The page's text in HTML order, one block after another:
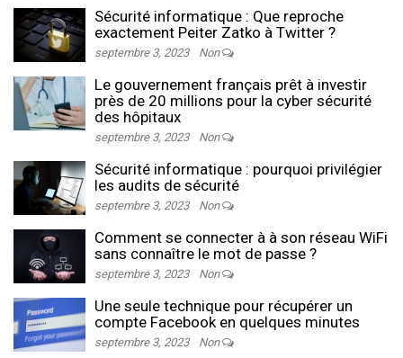
Sécurité informatique : Que reproche
exactement Peiter Zatko à Twitter ?
septembre 3, 2023 Non
Le gouvernement français prêt à investir
près de 20 millions pour la cyber sécurité
des hôpitaux
septembre 3, 2023 Non
Sécurité informatique : pourquoi privilégier
les audits de sécurité
septembre 3, 2023 Non
Comment se connecter à à son réseau WiFi
sans connaître le mot de passe ?
septembre 3, 2023 Non
Une seule technique pour récupérer un
compte Facebook en quelques minutes
septembre 3, 2023 Non